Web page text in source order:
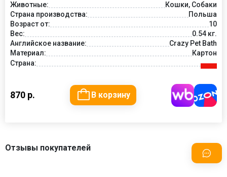
Животные:
Кошки, Собаки
Страна производства:
Польша
Возраст от:
10
Вес:
0.54 кг.
Английское название:
Crazy Pet Bath
Материал:
Картон
Страна:
870 р. В корзину
Отзывы покупателей